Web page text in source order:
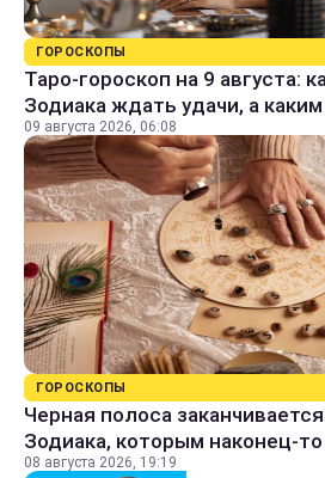
ГОРОСКОПЫ
Таро-гороскоп на 9 августа:
Зодиака ждать удачи, а
09 августа 2026, 06:08
ГОРОСКОПЫ
Черная полоса
Зодиака, которым наконец-
08 августа 2026, 19:19